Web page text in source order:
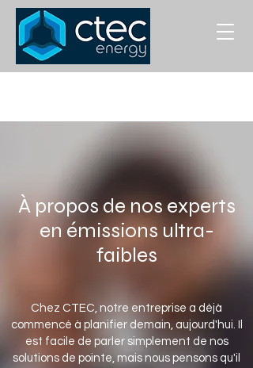
À propos de nos experts
en émissions ultra-
faibles
Chez CTEC, notre entreprise a déjà
commencé à planifier demain, aujourd'hui. Il
est facile de parler simplement de nos
solutions de pointe, mais nous pensons qu'il